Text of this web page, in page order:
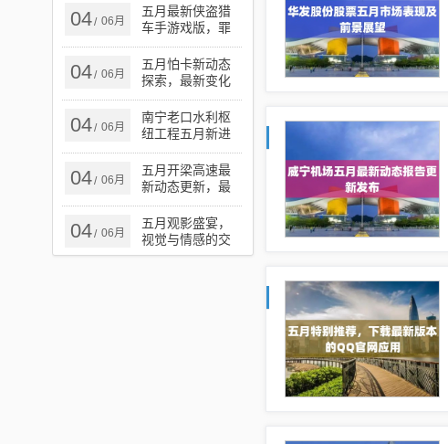
04/ 06月
五月最新侠盗猎
车手游戏版，罪
恶之都新篇章开
启
04/ 06月
五月怕卡新动态
探索，最新变化
一览
04/ 06月
南宁老口水利枢
纽工程五月新进
展与未来展望，
五月最新动态揭
秘！
04/ 06月
五月开梁高速最
新动态更新，最
新报道汇总
04/ 06月
五月观影盛宴，
视觉与情感的交
织时光